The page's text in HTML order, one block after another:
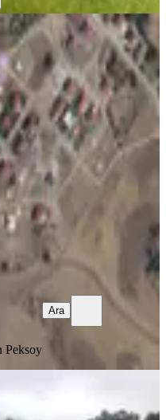
Yaylasında Satılık
· 05.07.2026
Peksoy
Ara
Tarla